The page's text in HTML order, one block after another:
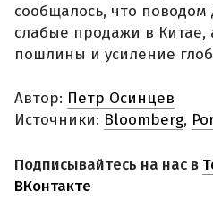
сообщалось, что поводом
слабые продажи в Китае,
пошлины и усиление
Автор: Петр Осинцев
Источники: Bloomberg,
Подписывайтесь на нас в
ВКонтакте